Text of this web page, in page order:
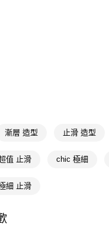
漸層 造型 止滑 造型
值 止滑 chic 極細
細 止滑